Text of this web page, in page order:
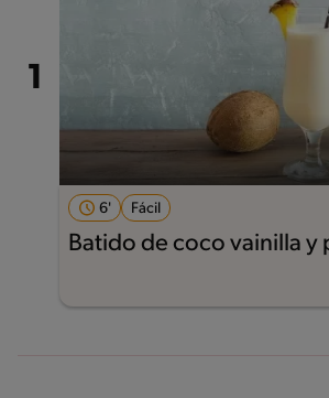
6' Fácil
Batido de coco vainilla y